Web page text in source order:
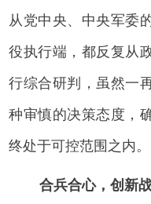
从党中央、中央军委
役执行端，都反复从
行综合研判，虽然一
种审慎的决策态度，
终处于可控范围之内。
合兵合心，创新